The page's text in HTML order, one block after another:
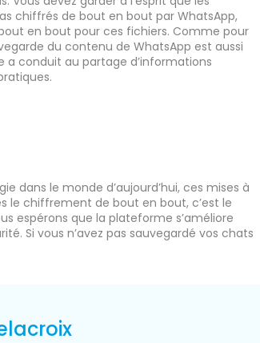
chiffrés de bout en bout par WhatsApp,
en bout pour ces fichiers. Comme pour
du contenu de WhatsApp est aussi
a conduit au partage d’informations
dans le monde d’aujourd’hui, ces mises à
le chiffrement de bout en bout, c’est le
espérons que la plateforme s’améliore
Si vous n’avez pas sauvegardé vos chats